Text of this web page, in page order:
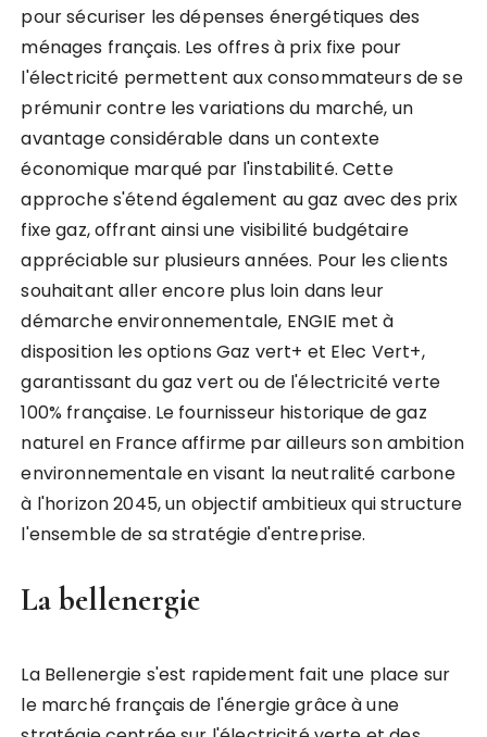
pour sécuriser les dépenses énergétiques des
ménages français. Les offres à prix fixe pour
l'électricité permettent aux consommateurs de se
prémunir contre les variations du marché, un
avantage considérable dans un contexte
économique marqué par l'instabilité. Cette
approche s'étend également au gaz avec des prix
fixe gaz, offrant ainsi une visibilité budgétaire
appréciable sur plusieurs années. Pour les clients
souhaitant aller encore plus loin dans leur
démarche environnementale, ENGIE met à
disposition les options Gaz vert+ et Elec Vert+,
garantissant du gaz vert ou de l'électricité verte
100% française. Le fournisseur historique de gaz
naturel en France affirme par ailleurs son ambition
environnementale en visant la neutralité carbone
à l'horizon 2045, un objectif ambitieux qui structure
l'ensemble de sa stratégie d'entreprise.
La bellenergie
La Bellenergie s'est rapidement fait une place sur
le marché français de l'énergie grâce à une